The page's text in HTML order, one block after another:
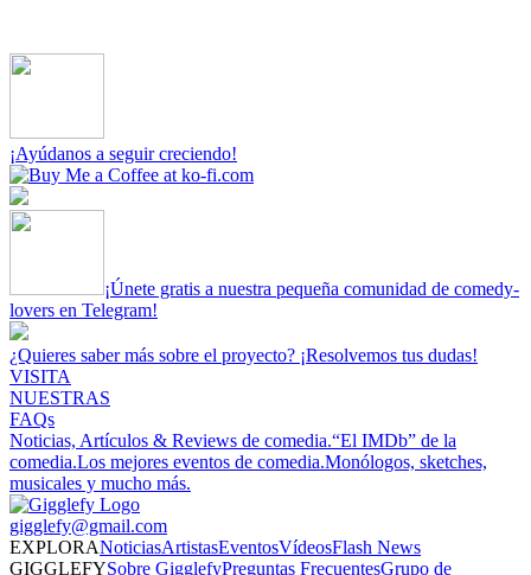
¡Ayúdanos a seguir creciendo!
¡Únete gratis a nuestra pequeña comunidad de comedy-
lovers en Telegram!
¿Quieres saber más sobre el proyecto? ¡Resolvemos tus dudas!
VISITA
NUESTRAS
FAQs
Noticias, Artículos & Reviews de comedia.“El IMDb” de la
comedia.Los mejores eventos de comedia.Monólogos, sketches,
musicales y mucho más.
gigglefy@gmail.com
EXPLORANoticiasArtistasEventosVídeosFlash News
GIGGLEFYSobre GigglefyPreguntas FrecuentesGrupo de